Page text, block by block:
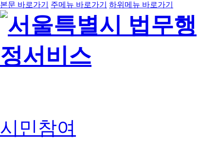
본문 바로가기 주메뉴 바로가기 하위메뉴 바로가기
시민참여